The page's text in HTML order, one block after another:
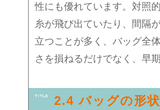
性にも優れています。対照
糸が飛び出ていたり、間隔
立つことが多く、バッグ全
さを損ねるだけでなく、早
2.4 バッグの形